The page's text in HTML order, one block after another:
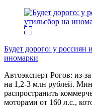
Будет дорого: у
иномарки
Автоэксперт Рогов: из-
на 1,2-3 млн рублей.
распространить
моторами от 160 л.с.,